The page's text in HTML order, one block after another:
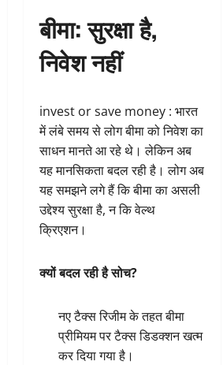
बीमा: सुरक्षा है,
निवेश नहीं
invest or save money : भारत
में लंबे समय से लोग बीमा को निवेश का
साधन मानते आ रहे थे। लेकिन अब
यह मानसिकता बदल रही है। लोग अब
यह समझने लगे हैं कि बीमा का असली
उद्देश्य सुरक्षा है, न कि वेल्थ
क्रिएशन।
क्यों बदल रही है सोच?
नए टैक्स रिजीम के तहत बीमा
प्रीमियम पर टैक्स डिडक्शन खत्म
कर दिया गया है।